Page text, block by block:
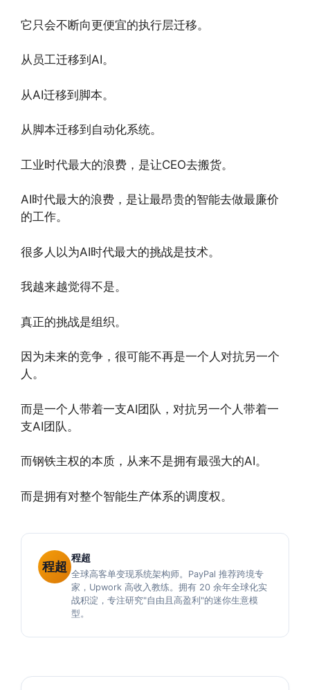
它只会不断向更便宜的执行层迁移。
从员工迁移到AI。
从AI迁移到脚本。
从脚本迁移到自动化系统。
工业时代最大的浪费，是让CEO去搬货。
AI时代最大的浪费，是让最昂贵的智能去做最廉价
的工作。
很多人以为AI时代最大的挑战是技术。
我越来越觉得不是。
真正的挑战是组织。
因为未来的竞争，很可能不再是一个人对抗另一个
人。
而是一个人带着一支AI团队，对抗另一个人带着一
支AI团队。
而钢铁主权的本质，从来不是拥有最强大的AI。
而是拥有对整个智能生产体系的调度权。
程超
程超
全球高客单变现系统架构师。PayPal 推荐跨境专
家，Upwork 高收入教练。拥有 20 余年全球化实
战积淀，专注研究"自由且高盈利"的迷你生意模
型。